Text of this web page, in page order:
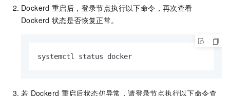
Dockerd 重启后，登录节点执行以下命令，再次查看
Dockerd 状态是否恢复正常。
systemctl status docker
若 Dockerd 重启后状态仍异常，请登录节点执行以下命令查